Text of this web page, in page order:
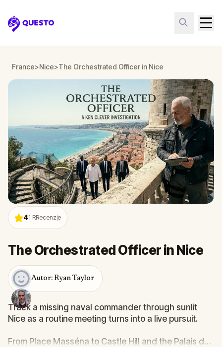
Questo
France>Nice>The Orchestrated Officer in Nice
41 RRecenzje
The Orchestrated Officer in Nice
Autor: Ryan Taylor
Track a missing naval commander through sunlit
Nice as a routine meeting turns into a live pursuit.
From Place Masséna to Castle Hill and the Palais de